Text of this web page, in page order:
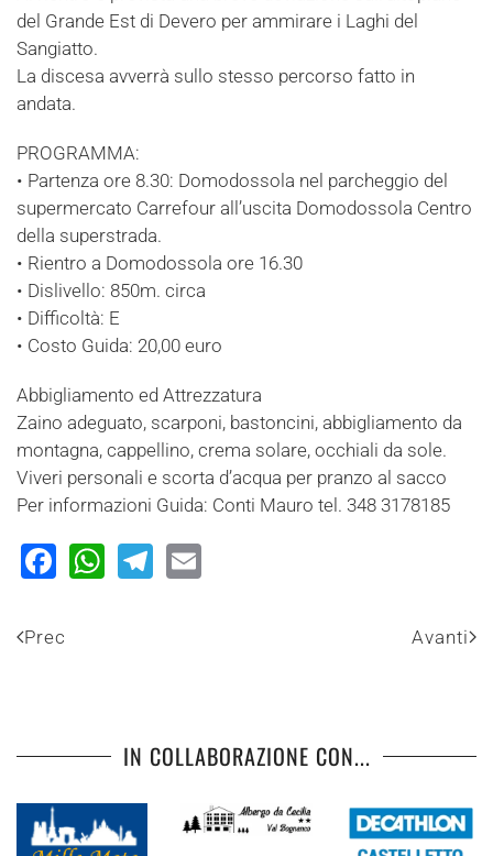
del Grande Est di Devero per ammirare i Laghi del
Sangiatto.
La discesa avverrà sullo stesso percorso fatto in
andata.
PROGRAMMA:
• Partenza ore 8.30: Domodossola nel parcheggio del
supermercato Carrefour all’uscita Domodossola Centro
della superstrada.
• Rientro a Domodossola ore 16.30
• Dislivello: 850m. circa
• Difficoltà: E
• Costo Guida: 20,00 euro
Abbigliamento ed Attrezzatura
Zaino adeguato, scarponi, bastoncini, abbigliamento da
montagna, cappellino, crema solare, occhiali da sole.
Viveri personali e scorta d’acqua per pranzo al sacco
Per informazioni Guida: Conti Mauro tel. 348 3178185
Facebook
WhatsApp
Telegram
Prec Avanti
IN COLLABORAZIONE CON...